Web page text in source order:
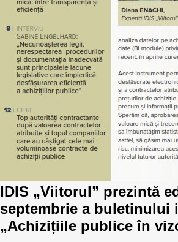
Rapoarte
Inițiative în derulare
Inițiative desfășurate
Manual de proceduri
Note & poziții​
Anunțuri
Consiliul consulativ internațional IDIS
Bunele practici
Laborator sociometric
Transparența guvernării locale
People Watch
Proces democratic
Agenda Națională de Business
Puterea hibridă
IDIS „Viitorul” prezintă
septembrie a buletinului
„Achizițiile publice în